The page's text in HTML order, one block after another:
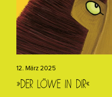
12. März 2025
»Der Löwe in dir«